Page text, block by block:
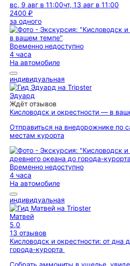
вс, 9 авг в 11:00чт, 13 авг в 11:00
2400 ₽
за одного
Временно недоступно
4 часа
На автомобиле
индивидуальная
Эдуард
Ждёт отзывов
Кисловодск и окрестности — в
Отправиться на внедорожнике по
местам курорта
Временно недоступно
4 часа
На автомобиле
индивидуальная
Матвей
5,0
13 отзывов
Кисловодск и окрестности: от дна
города-курорта
Собрать аммониты в ущелье,